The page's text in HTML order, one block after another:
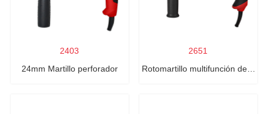
2403
24mm Martillo perforador
2651
Rotomartillo multifunción de 2